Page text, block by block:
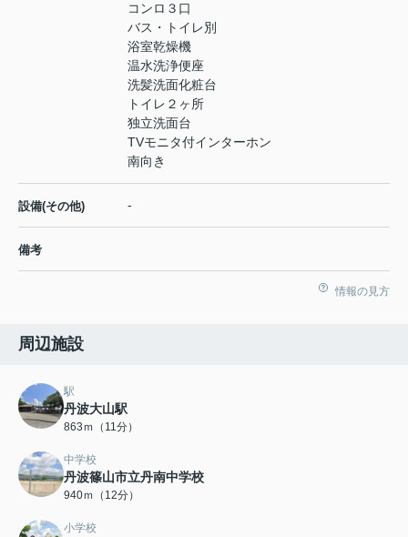
コンロ３口
バス・トイレ別
浴室乾燥機
温水洗浄便座
洗髪洗面化粧台
トイレ２ヶ所
独立洗面台
TVモニタ付インターホン
南向き
設備(その他) -
備考
情報の見方
周辺施設
駅
丹波大山駅
863ｍ（11分）
中学校
丹波篠山市立丹南中学校
940ｍ（12分）
小学校